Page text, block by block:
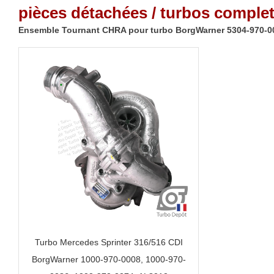
pièces détachées / turbos
Ensemble Tournant CHRA pour turbo BorgWarner 5304-970-
Turbo Mercedes Sprinter 316/516 CDI
BorgWarner 1000-970-0008, 1000-970-